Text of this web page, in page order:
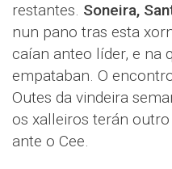
restantes. Soneira,
nun pano tras esta
caían anteo líder, e na
empataban. O
Outes da vindeira
os xalleiros terán
ante o Cee.